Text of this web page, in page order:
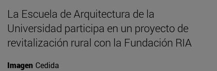
La Escuela de Arquitectura de la
Universidad participa en un proyecto de
revitalización rural con la Fundación RIA
Imagen Cedida